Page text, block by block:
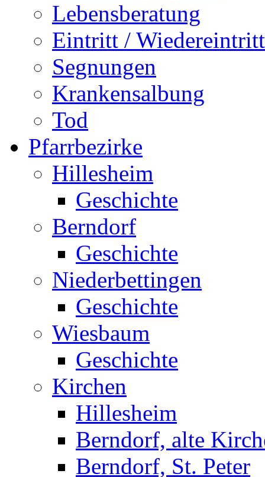
Lebensberatung
Eintritt / Wiedereintritt
Segnungen
Krankensalbung
Tod
Pfarrbezirke
Hillesheim
Geschichte
Berndorf
Geschichte
Niederbettingen
Geschichte
Wiesbaum
Geschichte
Kirchen
Hillesheim
Berndorf, alte
Berndorf, St. Peter